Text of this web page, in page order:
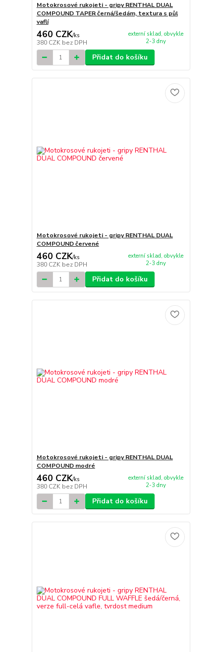
Motokrosové rukojeti - gripy RENTHAL DUAL
COMPOUND TAPER černá/šedám, textura s půl
vaflí
460 CZK/ks
380 CZK bez DPH
externí sklad, obvykle
2-3 dny
Přidat do košíku
Motokrosové rukojeti - gripy RENTHAL DUAL
COMPOUND červené
460 CZK/ks
380 CZK bez DPH
externí sklad, obvykle
2-3 dny
Přidat do košíku
Motokrosové rukojeti - gripy RENTHAL DUAL
COMPOUND modré
460 CZK/ks
380 CZK bez DPH
externí sklad, obvykle
2-3 dny
Přidat do košíku